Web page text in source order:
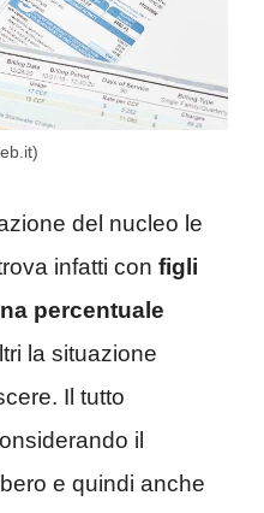
del nucleo le
infatti con figli
percentuale
la situazione
Il tutto
il
e quindi anche